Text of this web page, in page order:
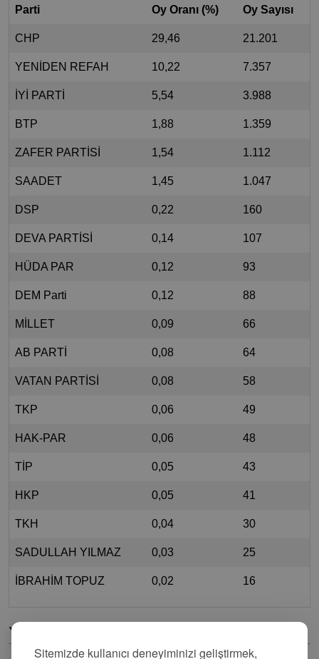
Sitemizde kullanıcı deneyiminizi geliştirmek,
Parti Oy Oranı (%) Oy Sayısı
CHP 29,46 21.201
YENİDEN REFAH 10,22 7.357
İYİ PARTİ 5,54 3.988
BTP 1,88 1.359
ZAFER PARTİSİ 1,54 1.112
SAADET 1,45 1.047
DSP 0,22 160
DEVA PARTİSİ 0,14 107
HÜDA PAR 0,12 93
DEM Parti 0,12 88
MİLLET 0,09 66
AB PARTİ 0,08 64
VATAN PARTİSİ 0,08 58
TKP 0,06 49
HAK-PAR 0,06 48
TİP 0,05 43
HKP 0,05 41
TKH 0,04 30
SADULLAH YILMAZ 0,03 25
İBRAHİM TOPUZ 0,02 16
Yorumlar